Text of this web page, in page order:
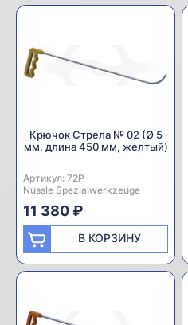
Крючок Стрела № 02 (Ø 5
мм, длина 450 мм, желтый)
Артикул: 72P
Производитель:
Nussle Spezialwerkzeuge
11 380 ₽
В КОРЗИНУ